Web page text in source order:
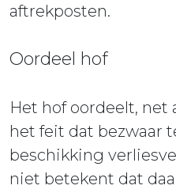
aftrekposten.
Oordeel hof
Het hof oordeelt, net
het feit dat bezwaar
beschikking
niet betekent dat